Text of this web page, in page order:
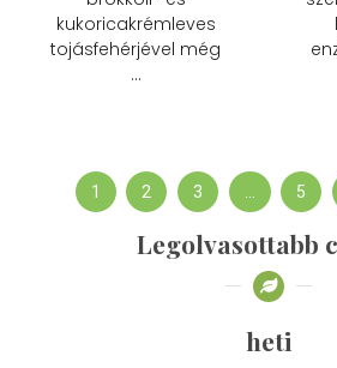
kukoricakrémleves
tojásfehérjével még
…
1 2 3 … 5
Legolvasottabb
heti